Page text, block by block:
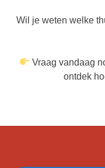
Wil je weten welke
Vraag vandaag
ontdek